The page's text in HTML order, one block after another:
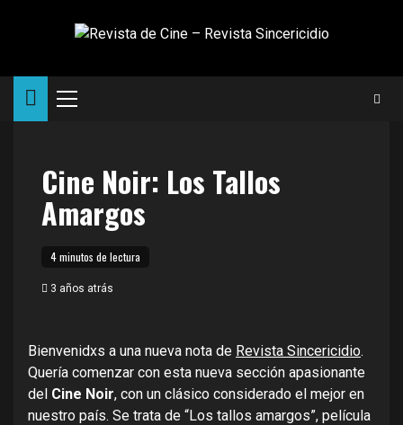
Menú
Cine Noir: Los Tallos
Amargos
4 minutos de lectura
3 años atrás
Bienvenidxs a una nueva nota de Revista Sincericidio.
Quería comenzar con esta nueva sección apasionante
del Cine Noir, con un clásico considerado el mejor en
nuestro país. Se trata de “Los tallos amargos”, película